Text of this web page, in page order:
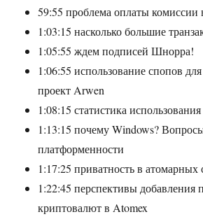
59:55 проблема оплаты комиссии
1:03:15 насколько большие
1:05:55 ждем подписей Шнорра!
1:06:55 использование спопов
проект Arwen
1:08:15 статистика
1:13:15 почему Windows?
платформенности
1:17:25 приватность в атомарных
1:22:45 перспективы добавления
криптовалют в Atomex